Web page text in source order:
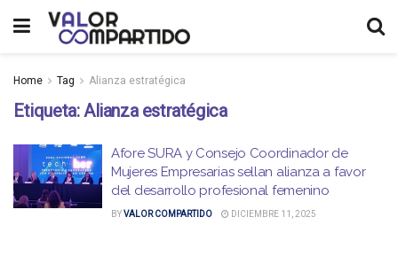
Home Tag Alianza estratégica
Etiqueta:Alianza estratégica
Afore SURA y Consejo Coordinador de
Mujeres Empresarias sellan alianza a favor
del desarrollo profesional femenino
BYVALOR COMPARTIDO DICIEMBRE 11, 2025